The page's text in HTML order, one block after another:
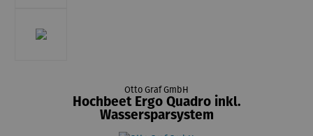
Otto Graf GmbH
Hochbeet Ergo Quadro inkl.
Wassersparsystem